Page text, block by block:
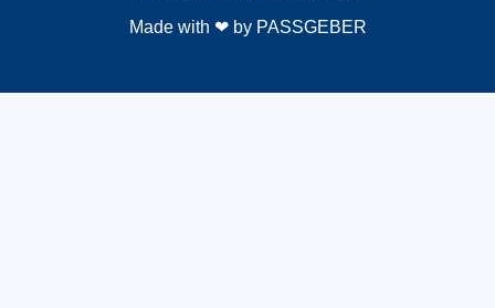
Made with ❤ by PASSGEBER